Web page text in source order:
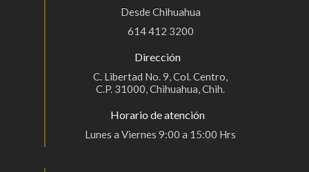
Desde Chihuahua
614 412 3200
Dirección
C. Libertad No. 9, Col. Centro,
C.P. 31000, Chihuahua, Chih.
Horario de atención
Lunes a Viernes 9:00 a 15:00 Hrs